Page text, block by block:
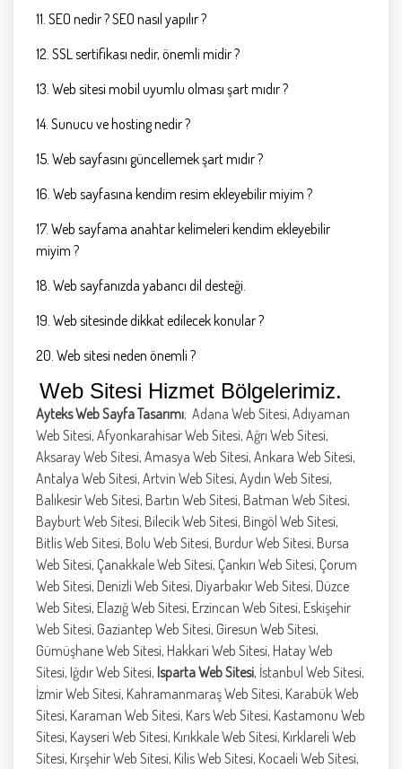
11. SEO nedir ? SEO nasıl yapılır ?
12. SSL sertifikası nedir, önemli midir ?
13. Web sitesi mobil uyumlu olması şart mıdır ?
14. Sunucu ve hosting nedir ?
15. Web sayfasını güncellemek şart mıdır ?
16. Web sayfasına kendim resim ekleyebilir miyim ?
17. Web sayfama anahtar kelimeleri kendim ekleyebilir
miyim ?
18. Web sayfanızda yabancı dil desteği.
19. Web sitesinde dikkat edilecek konular ?
20. Web sitesi neden önemli ?
Web Sitesi Hizmet Bölgelerimiz.
Ayteks Web Sayfa Tasarımı; Adana Web Sitesi, Adıyaman
Web Sitesi, Afyonkarahisar Web Sitesi, Ağrı Web Sitesi,
Aksaray Web Sitesi, Amasya Web Sitesi, Ankara Web Sitesi,
Antalya Web Sitesi, Artvin Web Sitesi, Aydın Web Sitesi,
Balıkesir Web Sitesi, Bartın Web Sitesi, Batman Web Sitesi,
Bayburt Web Sitesi, Bilecik Web Sitesi, Bingöl Web Sitesi,
Bitlis Web Sitesi, Bolu Web Sitesi, Burdur Web Sitesi, Bursa
Web Sitesi, Çanakkale Web Sitesi, Çankırı Web Sitesi, Çorum
Web Sitesi, Denizli Web Sitesi, Diyarbakır Web Sitesi, Düzce
Web Sitesi, Elazığ Web Sitesi, Erzincan Web Sitesi, Eskişehir
Web Sitesi, Gaziantep Web Sitesi, Giresun Web Sitesi,
Gümüşhane Web Sitesi, Hakkari Web Sitesi, Hatay Web
Sitesi, Iğdır Web Sitesi, Isparta Web Sitesi, İstanbul Web Sitesi,
İzmir Web Sitesi, Kahramanmaraş Web Sitesi, Karabük Web
Sitesi, Karaman Web Sitesi, Kars Web Sitesi, Kastamonu Web
Sitesi, Kayseri Web Sitesi, Kırıkkale Web Sitesi, Kırklareli Web
Sitesi, Kırşehir Web Sitesi, Kilis Web Sitesi, Kocaeli Web Sitesi,